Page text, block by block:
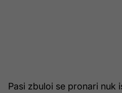
Pasi zbuloi se pronari nuk